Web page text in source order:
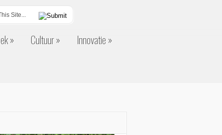
Cultuur Innovatie